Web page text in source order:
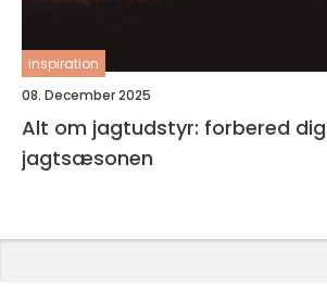
inspiration
08. December 2025
Alt om jagtudstyr: forbered
jagtsæsonen